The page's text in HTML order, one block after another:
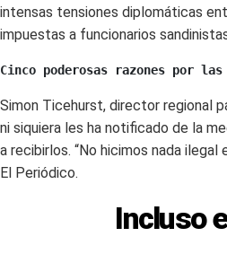
intensas tensiones diplomáticas
impuestas a funcionarios
Cinco poderosas razones por
Simon Ticehurst, director regional
ni siquiera les ha notificado de la
a recibirlos. “No hicimos nada
El Periódico.
Incluso